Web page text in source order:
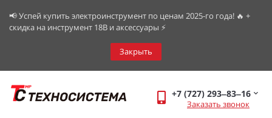
📢 Успей купить электроинструмент по ценам 2025-го года! 🔥 +
скидка на инструмент 18В и аксессуары ⚡️
Закрыть
+7 (727) 293‒83‒16
Заказать звонок